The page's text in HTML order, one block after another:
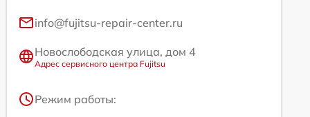
info@fujitsu-repair-center.ru
Новослободская улица, дом 4
Адрес сервисного центра Fujitsu
Режим работы: